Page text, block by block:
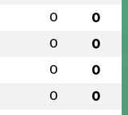
0 0
0 0
0 0
0 0